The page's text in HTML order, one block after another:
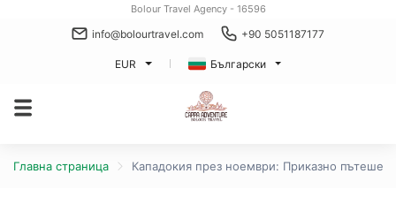
Bolour Travel Agency - 16596
info@bolourtravel.com +90 5051187177
EUR Български
Главна страница Кападокия през ноември: Приказно